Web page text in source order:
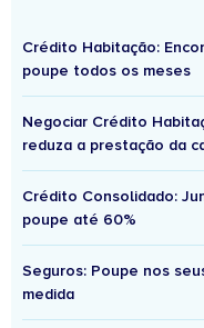
Crédito Habitação:
poupe todos os meses
Negociar Crédito
reduza a prestação da
Crédito Consolidado:
poupe até 60%
Seguros: Poupe nos
medida